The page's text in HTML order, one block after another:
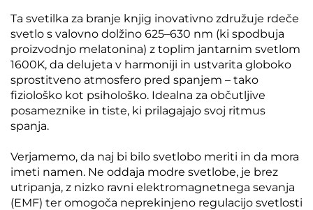
Ta svetilka za branje knjig inovativno združuje rdeče
svetlo s valovno dolžino 625–630 nm (ki spodbuja
proizvodnjo melatonina) z toplim jantarnim svetlom
1600K, da delujeta v harmoniji in ustvarita globoko
sprostitveno atmosfero pred spanjem – tako
fiziološko kot psihološko. Idealna za občutljive
posameznike in tiste, ki prilagajajo svoj ritmus
spanja.
Verjamemo, da naj bi bilo svetlobo meriti in da mora
imeti namen. Ne oddaja modre svetlobe, je brez
utripanja, z nizko ravni elektromagnetnega sevanja
(EMF) ter omogoča neprekinjeno regulacijo svetlosti